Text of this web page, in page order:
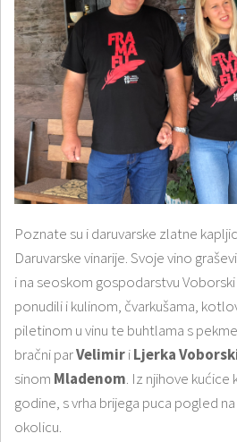
Poznate su i daruvarske zlatne
Daruvarske vinarije. Svoje vino
i na seoskom gospodarstvu
ponudili i kulinom, čvarkušama,
piletinom u vinu te buhtlama s
bračni parVelimiriLjerka
sinom Mladenom. Iz njihove kućice
godine, s vrha brijega puca pogled
okolicu.